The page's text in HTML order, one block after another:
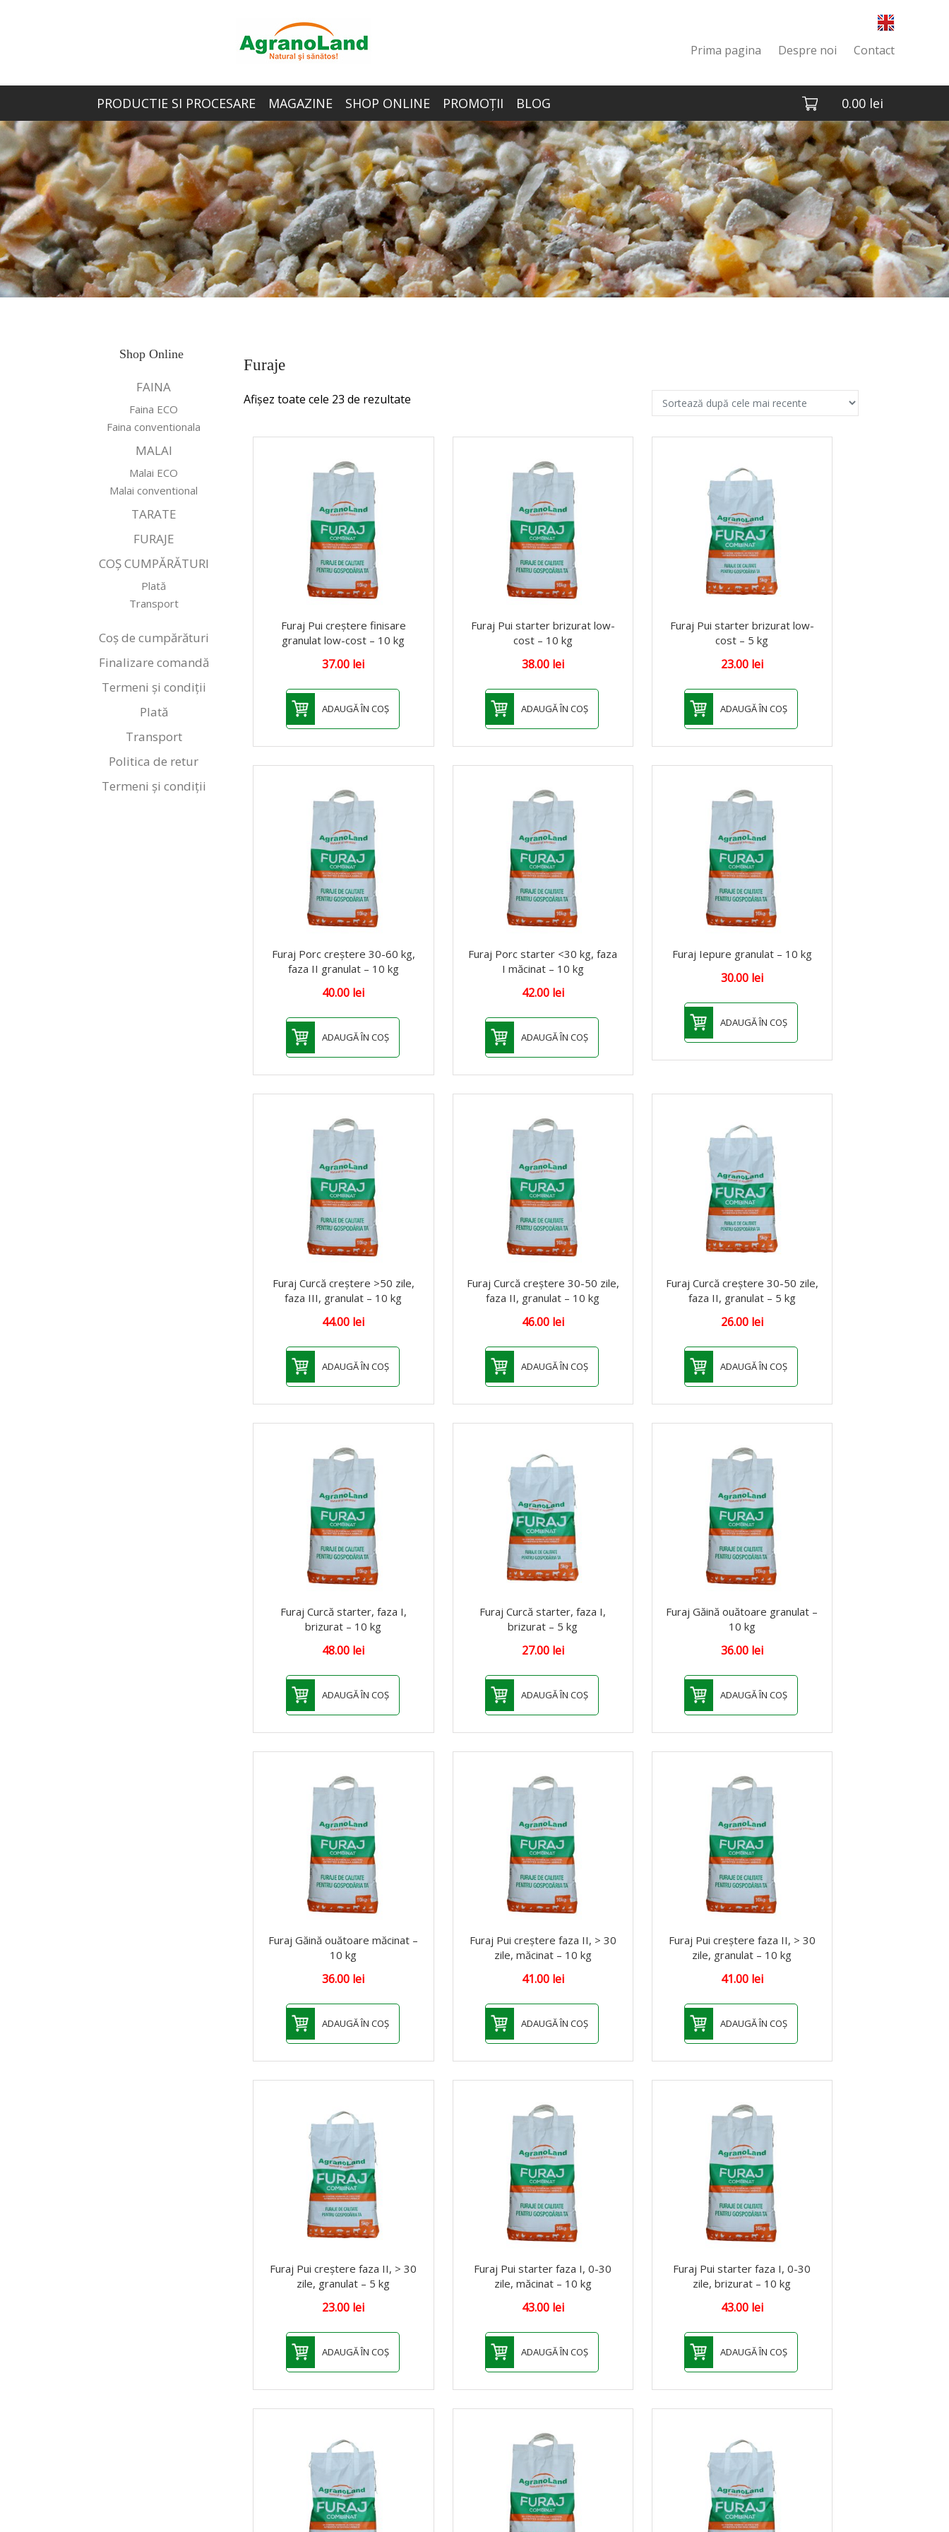
Prima pagina Despre noi Contact
PRODUCTIE SI PROCESARE MAGAZINE SHOP ONLINE PROMOȚII BLOG 0.00 lei
Furaje
Afișez toate cele 23 de rezultate
Furaj Pui creștere finisare
granulat low-cost – 10 kg
37.00 lei
ADAUGĂ ÎN COȘ
Furaj Pui starter brizurat low-
cost – 10 kg
38.00 lei
ADAUGĂ ÎN COȘ
Furaj Pui starter brizurat low-
cost – 5 kg
23.00 lei
ADAUGĂ ÎN COȘ
Furaj Porc creștere 30-60 kg,
faza II granulat – 10 kg
40.00 lei
ADAUGĂ ÎN COȘ
Furaj Porc starter <30 kg, faza
I măcinat – 10 kg
42.00 lei
ADAUGĂ ÎN COȘ
Furaj Iepure granulat – 10 kg
30.00 lei
ADAUGĂ ÎN COȘ
Furaj Curcă creștere >50 zile,
faza III, granulat – 10 kg
44.00 lei
ADAUGĂ ÎN COȘ
Furaj Curcă creștere 30-50 zile,
faza II, granulat – 10 kg
46.00 lei
ADAUGĂ ÎN COȘ
Furaj Curcă creștere 30-50 zile,
faza II, granulat – 5 kg
26.00 lei
ADAUGĂ ÎN COȘ
Furaj Curcă starter, faza I,
brizurat – 10 kg
48.00 lei
ADAUGĂ ÎN COȘ
Furaj Curcă starter, faza I,
brizurat – 5 kg
27.00 lei
ADAUGĂ ÎN COȘ
Furaj Găină ouătoare granulat –
10 kg
36.00 lei
ADAUGĂ ÎN COȘ
Furaj Găină ouătoare măcinat –
10 kg
36.00 lei
ADAUGĂ ÎN COȘ
Furaj Pui creștere faza II, > 30
zile, măcinat – 10 kg
41.00 lei
ADAUGĂ ÎN COȘ
Furaj Pui creștere faza II, > 30
zile, granulat – 10 kg
41.00 lei
ADAUGĂ ÎN COȘ
Furaj Pui creștere faza II, > 30
zile, granulat – 5 kg
23.00 lei
ADAUGĂ ÎN COȘ
Furaj Pui starter faza I, 0-30
zile, măcinat – 10 kg
43.00 lei
ADAUGĂ ÎN COȘ
Furaj Pui starter faza I, 0-30
zile, brizurat – 10 kg
43.00 lei
ADAUGĂ ÎN COȘ
Shop Online
FAINA
Faina ECO
Faina conventionala
MALAI
Malai ECO
Malai conventional
TARATE
FURAJE
COȘ CUMPĂRĂTURI
Plată
Transport
Coș de cumpărături
Finalizare comandă
Termeni și condiții
Plată
Transport
Politica de retur
Termeni și condiții